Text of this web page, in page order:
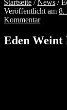
Startseite /News /
Veröffentlicht am 8.
Kommentar
Eden Weint